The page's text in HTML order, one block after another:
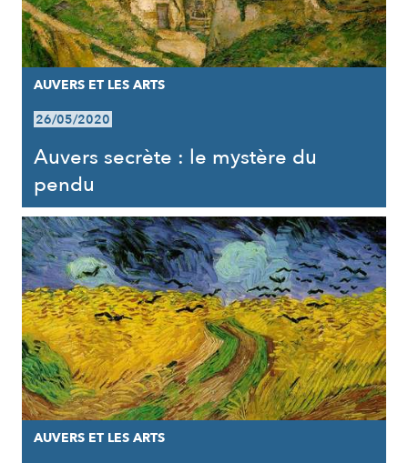
AUVERS ET LES ARTS
26/05/2020
Auvers secrète : le mystère du
pendu
AUVERS ET LES ARTS